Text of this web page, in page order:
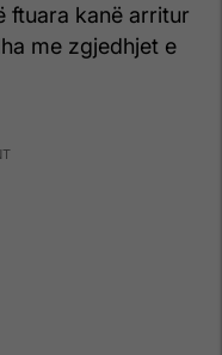
ftuara kanë arritur
me zgjedhjet e